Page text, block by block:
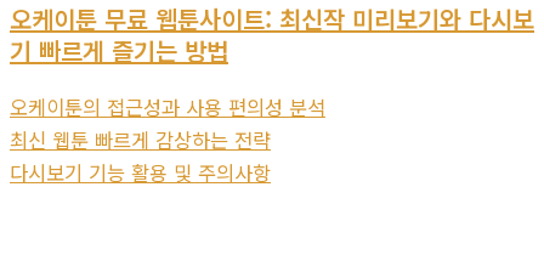
오케이툰 무료 웹툰사이트: 최신작 미리보기와 다시보
기 빠르게 즐기는 방법
오케이툰의 접근성과 사용 편의성 분석
최신 웹툰 빠르게 감상하는 전략
다시보기 기능 활용 및 주의사항